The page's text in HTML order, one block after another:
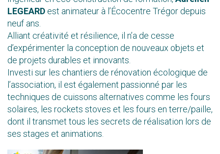
LEGEARD est animateur à l’Écocentre Trégor depuis
neuf ans.
Alliant créativité et résilience, il n’a de cesse
d’expérimenter la conception de nouveaux objets et
de projets durables et innovants.
Investi sur les chantiers de rénovation écologique de
l’association, il est également passionné par les
techniques de cuissons alternatives comme les fours
solaires, les rockets stoves et les fours en terre/paille,
dont il transmet tous les secrets de réalisation lors de
ses stages et animations.